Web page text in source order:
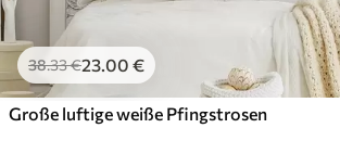
38.33€23.00 €
Große luftige weiße Pfingstrosen